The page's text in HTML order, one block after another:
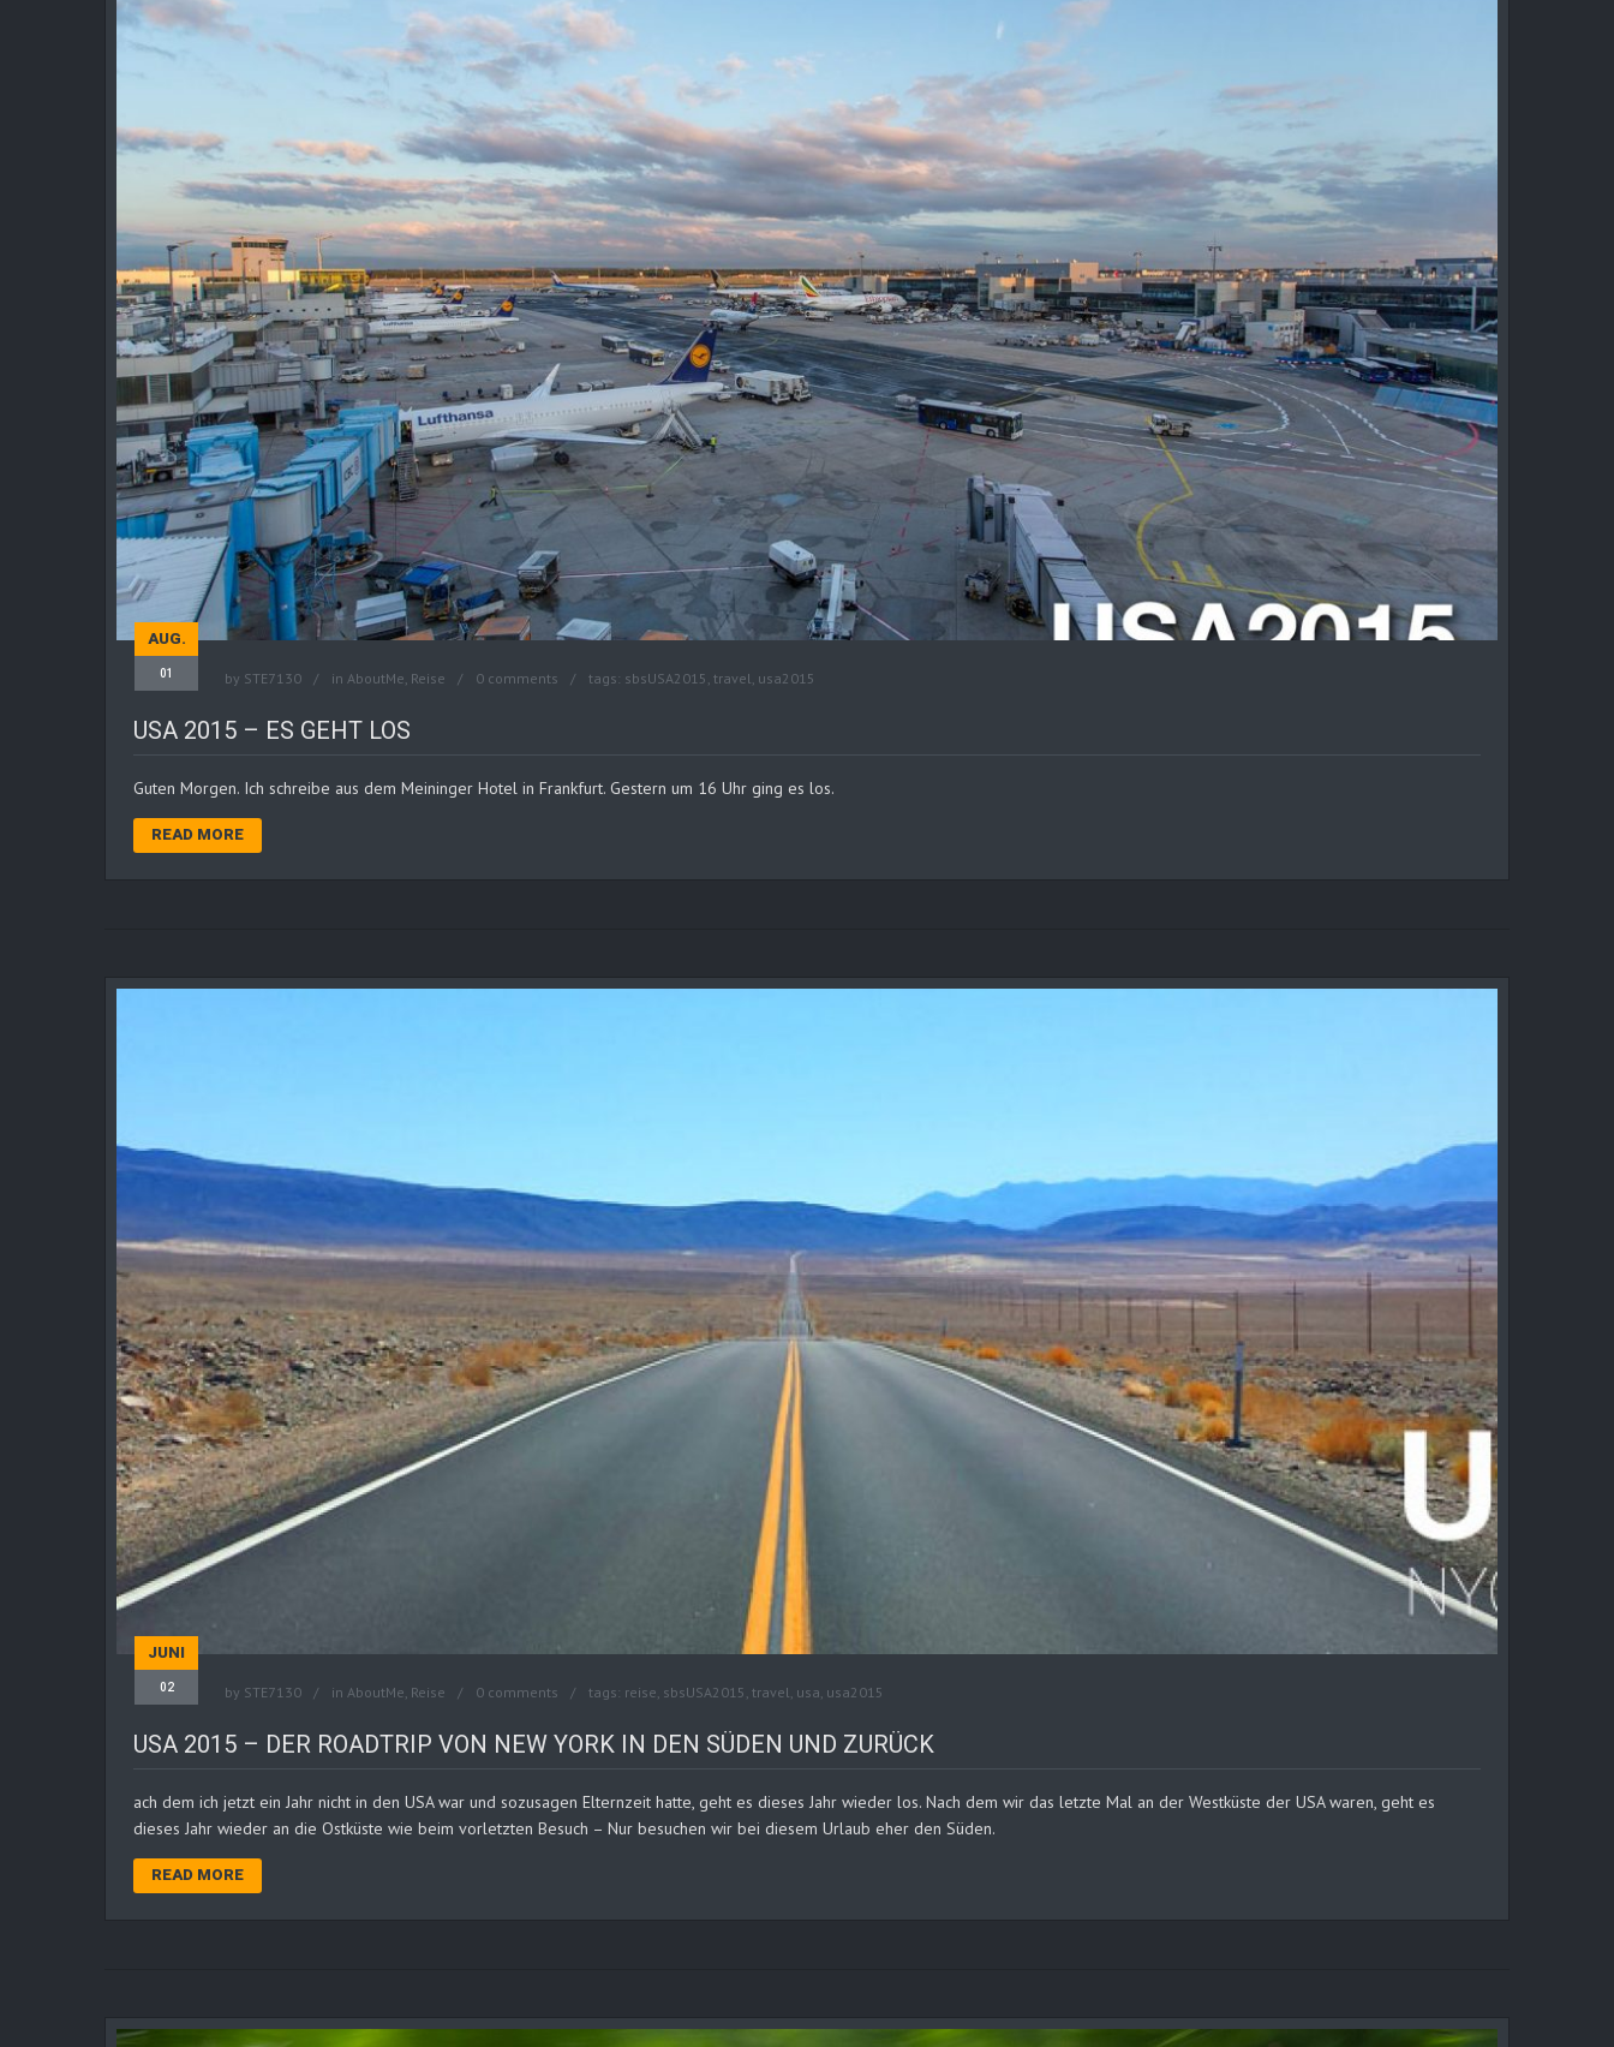
AUG.
01 by STE7130 in AboutMe, Reise 0 comments tags: sbsUSA2015 , travel, usa2015
USA 2015 – ES GEHT LOS
Guten Morgen. Ich schreibe aus dem Meininger Hotel in Frankfurt. Gestern um 16 Uhr ging es los.
READ MORE
JUNI
02 by STE7130 in AboutMe Reise 0 comments tags: reise sbsUSA2015 travel usa usa2015
USA 2015 – DER ROADTRIP VON NEW YORK IN DEN SÜDEN UND ZURÜCK
ach dem ich jetzt ein Jahr nicht in den USA war und sozusagen Elternzeit hatte, geht es dieses Jahr wieder los. Nach dem wir das letzte Mal an der Westküste der USA waren, geht es
dieses Jahr wieder an die Ostküste wie beim vorletzten Besuch – Nur besuchen wir bei diesem Urlaub eher den Süden.
READ MORE